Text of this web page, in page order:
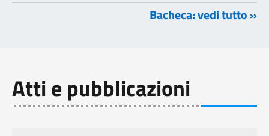
Bacheca: vedi tutto »
Atti e pubblicazioni